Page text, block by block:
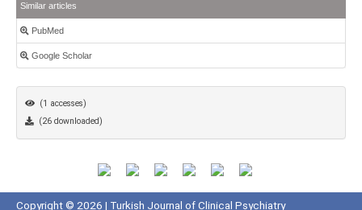
Similar articles
PubMed
Google Scholar
(1 accesses)
(26 downloaded)
Copyright © 2026 | Turkish Journal of Clinical Psychiatry